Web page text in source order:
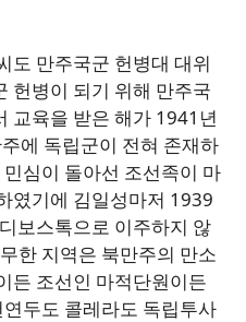
도 만주국군 헌병대 대위
헌병이 되기 위해 만주국
교육을 받은 해가 1941년
에 독립군이 전혀 존재하
심이 돌아선 조선족이 마
였기에 김일성마저 1939
보스톡으로 이주하지 않
한 지역은 북만주의 만소
든 조선인 마적단원이든
두도 콜레라도 독립투사